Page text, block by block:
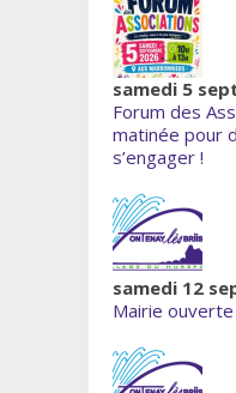
samedi 5
Forum des
matinée pour
s’engager !
samedi 12
Mairie